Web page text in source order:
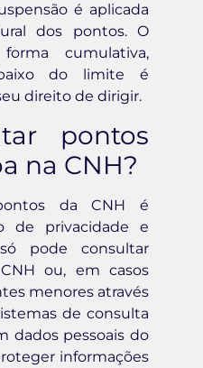
é aplicada
dos pontos. O
cumulativa,
do limite é
direito de dirigir.
pontos
na CNH?
da CNH é
de privacidade e
pode consultar
ou, em casos
menores através
de consulta
dados pessoais do
informações